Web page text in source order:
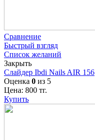
Сравнение
Быстрый взгляд
Список желаний
Закрыть
Слайдер Ibdi Nails AIR 156
Оценка 0 из 5
Цена: 800 тг.
Купить